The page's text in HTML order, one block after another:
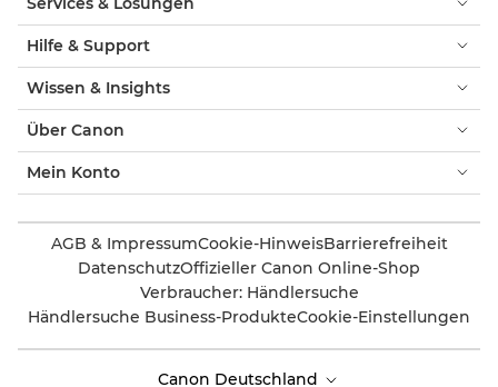
Hilfe & Support
Wissen & Insights
Über Canon
Mein Konto
AGB & ImpressumCookie-HinweisBarrierefreiheit
DatenschutzOffizieller Canon Online-Shop
Verbraucher: Händlersuche
Händlersuche Business-ProdukteCookie-Einstellungen
Canon Deutschland